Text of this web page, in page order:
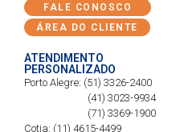
FALE CONOSCO
ÁREA DO CLIENTE
ATENDIMENTO
PERSONALIZADO
Porto Alegre: (51) 3326-2400
(41) 3023-9934
(71) 3369-1900
Cotia: (11) 4615-4499